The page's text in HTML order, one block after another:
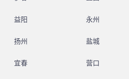
益阳 永州
扬州 盐城
宜春 营口